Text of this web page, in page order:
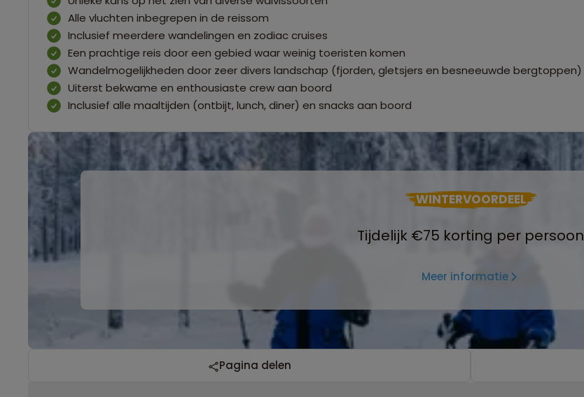
Alle vluchten inbegrepen in de reissom
Inclusief meerdere wandelingen en zodiac cruises
Een prachtige reis door een gebied waar weinig toeristen komen
Wandelmogelijkheden door zeer divers landschap (fjorden, gletsjers en besneeuwde bergtoppen)
Uiterst bekwame en enthousiaste crew aan boord
Inclusief alle maaltijden (ontbijt, lunch, diner) en snacks aan boord
WINTERVOORDEEL
Tijdelijk €75 korting per persoon
Meer informatie
Pagina delen